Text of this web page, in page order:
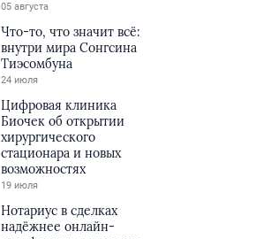
05 августа
Что-то, что значит всё:
внутри мира Сонгсина
Тиэсомбуна
24 июля
Цифровая клиника
Биочек об открытии
хирургического
стационара и новых
возможностях
19 июля
Нотариус в сделках
надёжнее онлайн-